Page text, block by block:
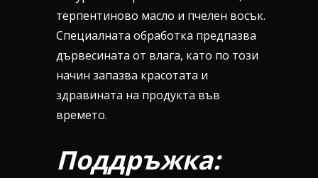
терпентиново масло и пчелен восък.
Специалната обработка предпазва
дървесината от влага, като по този
начин запазва красотата и
здравината на продукта във
времето.
Поддръжка: